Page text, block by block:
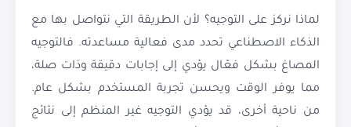
لماذا نركز على التوجيه؟ لأن الطريقة التي نتواصل بها مع
الذكاء الاصطناعي تحدد مدى فعالية مساعدته. فالتوجيه
المصاغ بشكل فعّال يؤدي إلى إجابات دقيقة وذات صلة،
مما يوفر الوقت ويحسن تجربة المستخدم بشكل عام.
من ناحية أخرى، قد يؤدي التوجيه غير المنظم إلى نتائج